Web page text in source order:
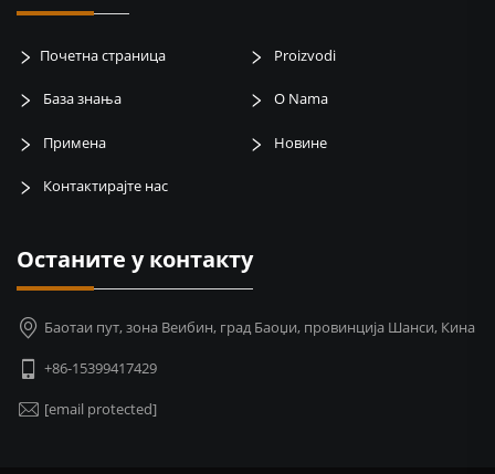
Почетна страница Proizvodi
База знања O Nama
Примена Новине
Контактирајте нас
Останите у контакту
Баотаи пут, зона Веибин, град Баоџи, провинција Шанси, Кина
+86-15399417429
[email protected]